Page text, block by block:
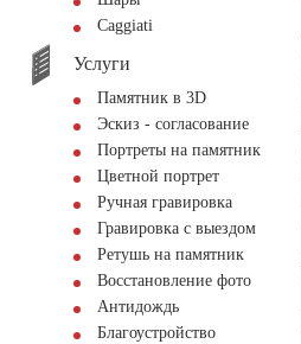
Сaggiati
Услуги
Памятник в 3D
Эскиз - согласование
Портреты на памятник
Цветной портрет
Ручная гравировка
Гравировка с выездом
Ретушь на памятник
Восстановление фото
Антидождь
Благоустройство